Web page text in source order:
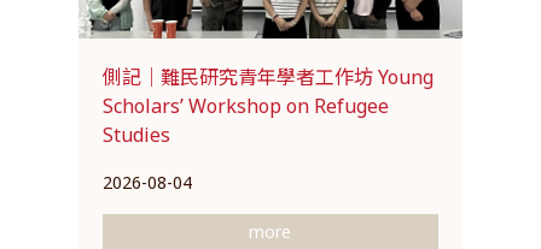
側記｜難民研究青年學者工作坊 Young
Scholars’ Workshop on Refugee
Studies
2026-08-04
more